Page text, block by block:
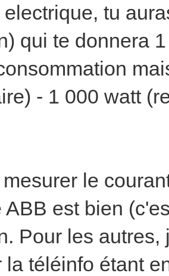
tu
qui te donnera
- 1 000 watt
le
ABB est bien
Pour les
la téléinfo étant